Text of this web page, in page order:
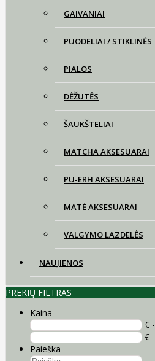
GAIVANIAI
PUODELIAI / STIKLINĖS
PIALOS
DĖŽUTĖS
ŠAUKŠTELIAI
MATCHA AKSESUARAI
PU-ERH AKSESUARAI
MATĖ AKSESUARAI
VALGYMO LAZDELĖS
NAUJIENOS
PREKIŲ FILTRAS
Kaina
€ -
€
Paieška